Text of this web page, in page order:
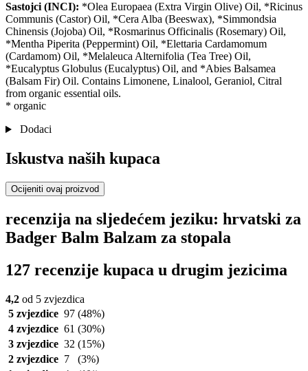
Sastojci (INCI): *Olea Europaea (Extra Virgin Olive) Oil, *Ricinus
Communis (Castor) Oil, *Cera Alba (Beeswax), *Simmondsia
Chinensis (Jojoba) Oil, *Rosmarinus Officinalis (Rosemary) Oil,
*Mentha Piperita (Peppermint) Oil, *Elettaria Cardamomum
(Cardamom) Oil, *Melaleuca Alternifolia (Tea Tree) Oil,
*Eucalyptus Globulus (Eucalyptus) Oil, and *Abies Balsamea
(Balsam Fir) Oil. Contains Limonene, Linalool, Geraniol, Citral
from organic essential oils.
* organic
Dodaci
Iskustva naših kupaca
Ocijeniti ovaj proizvod
recenzija na sljedećem jeziku: hrvatski za
Badger Balm Balzam za stopala
127 recenzije kupaca u drugim jezicima
4,2 od 5 zvjezdica
5 zvjezdice 97 (48%)
4 zvjezdice 61 (30%)
3 zvjezdice 32 (15%)
2 zvjezdice 7
(3%)